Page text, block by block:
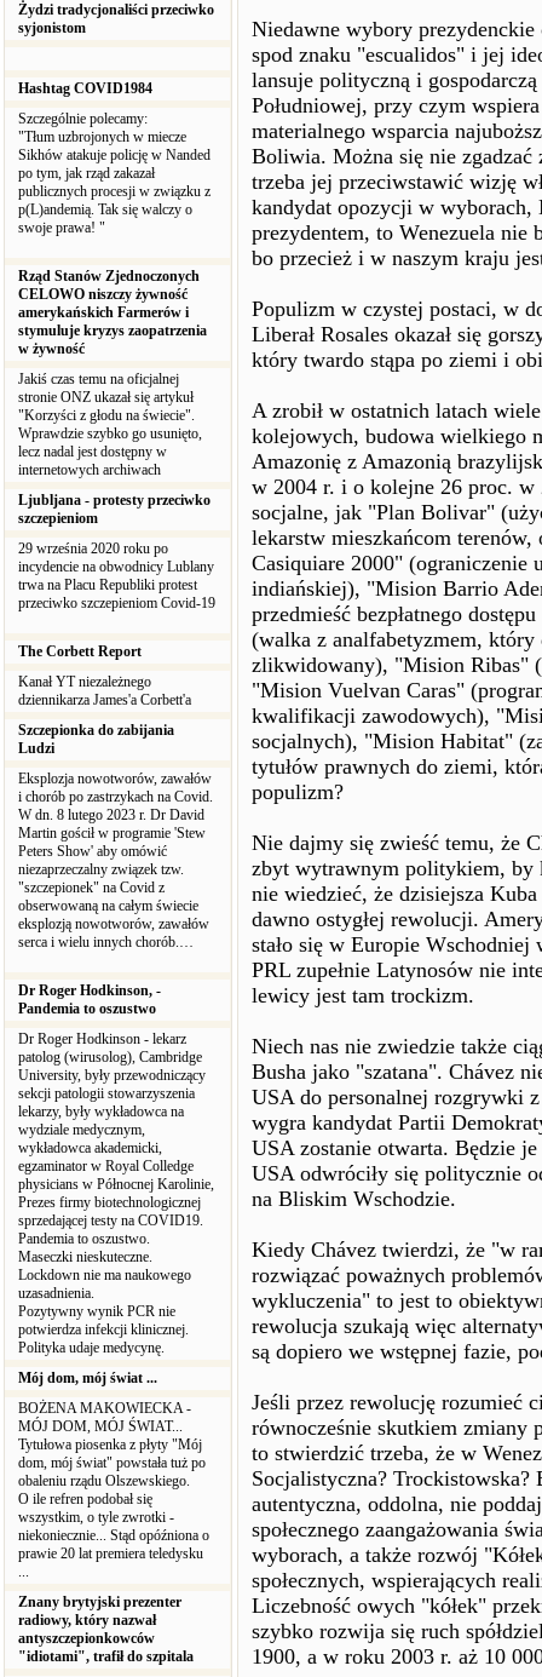
Żydzi tradycjonaliści przeciwko
syjonistom
Hashtag COVID1984
Szczególnie polecamy:
"Tłum uzbrojonych w miecze
Sikhów atakuje policję w Nanded
po tym, jak rząd zakazał
publicznych procesji w związku z
p(L)andemią. Tak się walczy o
swoje prawa! "
Rząd Stanów Zjednoczonych
CELOWO niszczy żywność
amerykańskich Farmerów i
stymuluje kryzys zaopatrzenia
w żywność
Jakiś czas temu na oficjalnej
stronie ONZ ukazał się artykuł
"Korzyści z głodu na świecie".
Wprawdzie szybko go usunięto,
lecz nadal jest dostępny w
internetowych archiwach
Ljubljana - protesty przeciwko
szczepieniom
29 września 2020 roku po
incydencie na obwodnicy Lublany
trwa na Placu Republiki protest
przeciwko szczepieniom Covid-19
The Corbett Report
Kanał YT niezależnego
dziennikarza James'a Corbett'a
Szczepionka do zabijania
Ludzi
Eksplozja nowotworów, zawałów
i chorób po zastrzykach na Covid.
W dn. 8 lutego 2023 r. Dr David
Martin gościł w programie 'Stew
Peters Show' aby omówić
niezaprzeczalny związek tzw.
"szczepionek" na Covid z
obserwowaną na całym świecie
eksplozją nowotworów, zawałów
serca i wielu innych chorób.…
Dr Roger Hodkinson, -
Pandemia to oszustwo
Dr Roger Hodkinson - lekarz
patolog (wirusolog), Cambridge
University, były przewodniczący
sekcji patologii stowarzyszenia
lekarzy, były wykładowca na
wydziale medycznym,
wykładowca akademicki,
egzaminator w Royal Colledge
physicians w Północnej Karolinie,
Prezes firmy biotechnologicznej
sprzedającej testy na COVID19.
Pandemia to oszustwo.
Maseczki nieskuteczne.
Lockdown nie ma naukowego
uzasadnienia.
Pozytywny wynik PCR nie
potwierdza infekcji klinicznej.
Polityka udaje medycynę.
Mój dom, mój świat ...
BOŻENA MAKOWIECKA -
MÓJ DOM, MÓJ ŚWIAT...
Tytułowa piosenka z płyty "Mój
dom, mój świat" powstała tuż po
obaleniu rządu Olszewskiego.
O ile refren podobał się
wszystkim, o tyle zwrotki -
niekoniecznie... Stąd opóźniona o
prawie 20 lat premiera teledysku
...
Znany brytyjski prezenter
radiowy, który nazwał
antyszczepionkowców
"idiotami", trafił do szpitala
Niedawne wybory
spod znaku "escualidos" i jej
lansuje polityczną i
Południowej, przy czym
materialnego wsparcia
Boliwia. Można się nie
trzeba jej przeciwstawić wizję
kandydat opozycji w wyborach,
prezydentem, to Wenezuela nie
bo przecież i w naszym kraju
Populizm w czystej postaci, w
Liberał Rosales okazał się
który twardo stąpa po ziemi i
A zrobił w ostatnich latach
kolejowych, budowa wielkiego
Amazonię z Amazonią
w 2004 r. i o kolejne 26 proc. w
socjalne, jak "Plan Bolivar"
lekarstw mieszkańcom
Casiquiare 2000" (ograniczenie
indiańskiej), "Mision Barrio
przedmieść bezpłatnego
(walka z analfabetyzmem, który
zlikwidowany), "Mision Ribas"
"Mision Vuelvan Caras"
kwalifikacji zawodowych),
socjalnych), "Mision Habitat"
tytułów prawnych do ziemi,
populizm?
Nie dajmy się zwieść temu, że
zbyt wytrawnym politykiem, by
nie wiedzieć, że dzisiejsza
dawno ostygłej rewolucji.
stało się w Europie
PRL zupełnie Latynosów nie
lewicy jest tam trockizm.
Niech nas nie zwiedzie także
Busha jako "szatana". Chávez
USA do personalnej rozgrywki
wygra kandydat Partii
USA zostanie otwarta. Będzie
USA odwróciły się politycznie
na Bliskim Wschodzie.
Kiedy Chávez twierdzi, że "w
rozwiązać poważnych
wykluczenia" to jest to
rewolucja szukają więc
są dopiero we wstępnej fazie,
Jeśli przez rewolucję rozumieć
równocześnie skutkiem zmiany
to stwierdzić trzeba, że w
Socjalistyczna?
autentyczna, oddolna, nie
społecznego zaangażowania
wyborach, a także rozwój
społecznych, wspierających
Liczebność owych "kółek"
szybko rozwija się ruch
1900, a w roku 2003 r. aż 10